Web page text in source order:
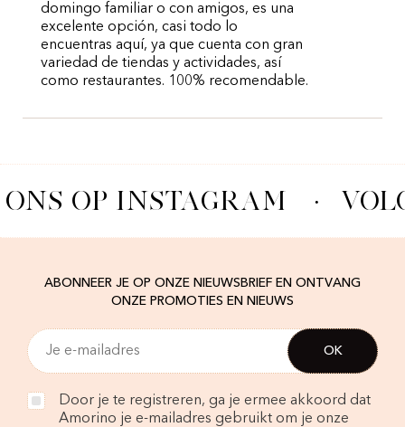
domingo familiar o con amigos, es una
excelente opción, casi todo lo
encuentras aquí, ya que cuenta con gran
variedad de tiendas y actividades, así
como restaurantes. 100% recomendable.
OP INSTAGRAM ·
ABONNEER JE OP ONZE NIEUWSBRIEF EN ONTVANG
ONZE PROMOTIES EN NIEUWS
Door je te registreren, ga je ermee akkoord dat
Amorino je e-mailadres gebruikt om je onze